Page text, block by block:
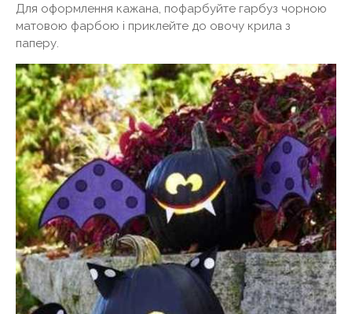
Для оформлення кажана, пофарбуйте гарбуз чорною
матовою фарбою і приклейте до овочу крила з
паперу.